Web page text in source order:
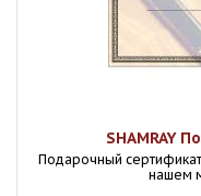
SHAMRAY
Подарочный сертификат
нашем